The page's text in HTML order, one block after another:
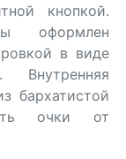
кнопкой.
оформлен
в виде
Внутренняя
бархатистой
очки от